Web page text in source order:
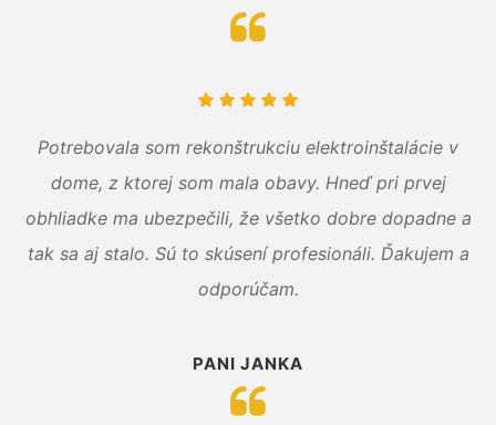
Potrebovala som rekonštrukciu elektroinštalácie v
dome, z ktorej som mala obavy. Hneď pri prvej
obhliadke ma ubezpečili, že všetko dobre dopadne a
tak sa aj stalo. Sú to skúsení profesionáli. Ďakujem a
odporúčam.
PANI JANKA